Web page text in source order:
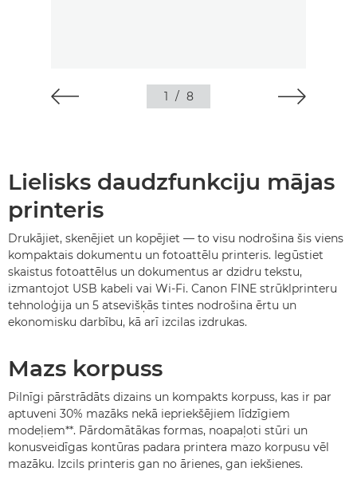
1 / 8
Lielisks daudzfunkciju mājas
printeris
Drukājiet, skenējiet un kopējiet — to visu nodrošina šis viens
kompaktais dokumentu un fotoattēlu printeris. Iegūstiet
skaistus fotoattēlus un dokumentus ar dzidru tekstu,
izmantojot USB kabeli vai Wi-Fi. Canon FINE strūklprinteru
tehnoloģija un 5 atsevišķās tintes nodrošina ērtu un
ekonomisku darbību, kā arī izcilas izdrukas.
Mazs korpuss
Pilnīgi pārstrādāts dizains un kompakts korpuss, kas ir par
aptuveni 30% mazāks nekā iepriekšējiem līdzīgiem
modeļiem**. Pārdomātākas formas, noapaļoti stūri un
konusveidīgas kontūras padara printera mazo korpusu vēl
mazāku. Izcils printeris gan no ārienes, gan iekšienes.